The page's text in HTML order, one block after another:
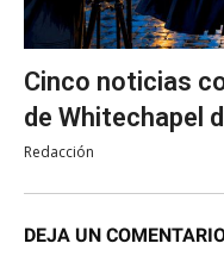
Cinco noticias
de Whitechapel
Redacción
DEJA UN